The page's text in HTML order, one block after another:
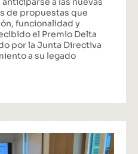
de propuestas que
funcionalidad y
el Premio Delta
por la Junta Directiva
a su legado